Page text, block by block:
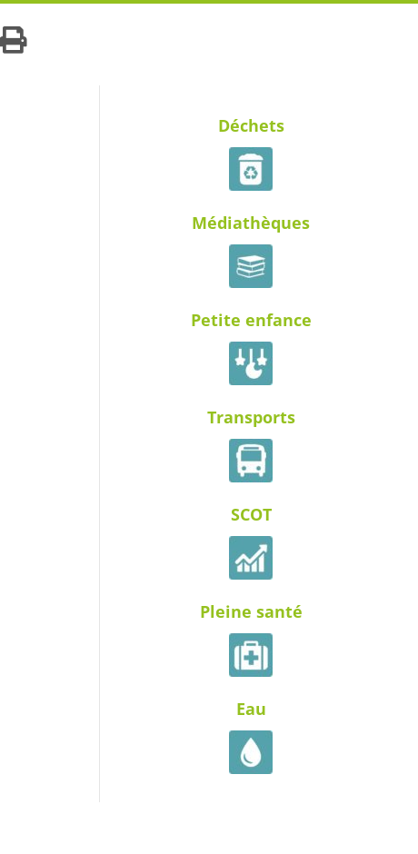
Déchets
Médiathèques
Petite enfance
Transports
SCOT
Pleine santé
Eau